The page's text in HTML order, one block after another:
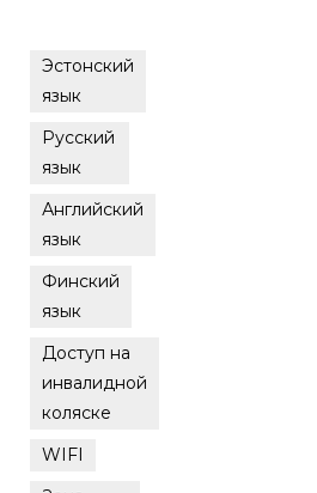
Эстонский
язык
Русский
язык
Английский
язык
Финский
язык
Доступ на
инвалидной
коляске
WIFI